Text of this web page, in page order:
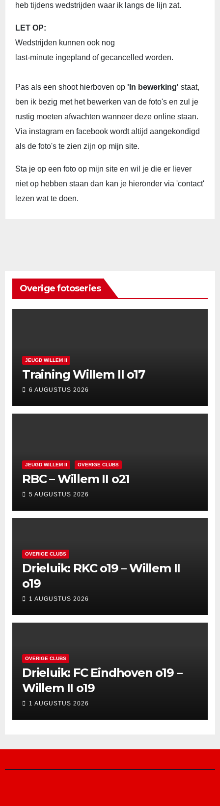
heb tijdens wedstrijden waar ik langs de lijn zat.
LET OP:
Wedstrijden kunnen ook nog
last-minute ingepland of gecancelled worden.
Pas als een shoot hierboven op 'In bewerking' staat,
ben ik bezig met het bewerken van de foto's en zul je
rustig moeten afwachten wanneer deze online staan.
Via instagram en facebook wordt altijd aangekondigd
als de foto's te zien zijn op mijn site.
Sta je op een foto op mijn site en wil je die er liever
niet op hebben staan dan kan je hieronder via 'contact'
lezen wat te doen.
Overige fotoseries
JEUGD WILLEM II
Training Willem II o17
6 AUGUSTUS 2026
JEUGD WILLEM II OVERIGE CLUBS
RBC – Willem II o21
5 AUGUSTUS 2026
OVERIGE CLUBS
Drieluik: RKC o19 – Willem II
o19
1 AUGUSTUS 2026
OVERIGE CLUBS
Drieluik: FC Eindhoven o19 –
Willem II o19
1 AUGUSTUS 2026